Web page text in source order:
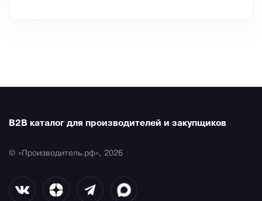
B2B каталог для производителей и закупщиков
© «Производитель.рф», 2026